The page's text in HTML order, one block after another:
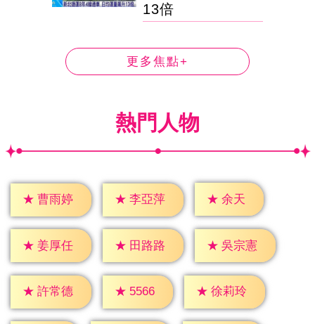
13倍
更多焦點+
熱門人物
★ 曹雨婷 ★ 李亞萍 ★ 余天
★ 姜厚任 ★ 田路路 ★ 吳宗憲
★ 許常德 ★ 5566 ★ 徐莉玲